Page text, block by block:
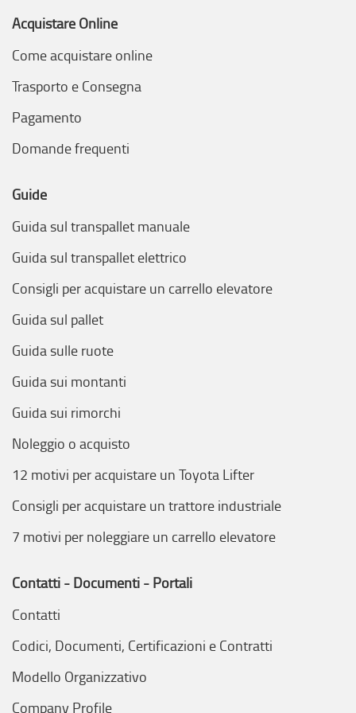
Acquistare Online
Come acquistare online
Trasporto e Consegna
Pagamento
Domande frequenti
Guide
Guida sul transpallet manuale
Guida sul transpallet elettrico
Consigli per acquistare un carrello elevatore
Guida sul pallet
Guida sulle ruote
Guida sui montanti
Guida sui rimorchi
Noleggio o acquisto
12 motivi per acquistare un Toyota Lifter
Consigli per acquistare un trattore industriale
7 motivi per noleggiare un carrello elevatore
Contatti - Documenti - Portali
Contatti
Codici, Documenti, Certificazioni e Contratti
Modello Organizzativo
Company Profile